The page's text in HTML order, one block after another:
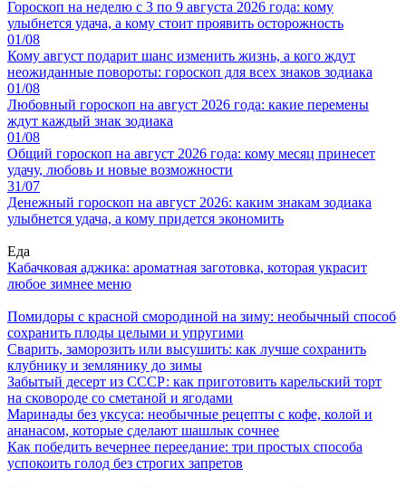
Гороскоп на неделю с 3 по 9 августа 2026 года: кому
улыбнется удача, а кому стоит проявить осторожность
01/08
Кому август подарит шанс изменить жизнь, а кого ждут
неожиданные повороты: гороскоп для всех знаков зодиака
01/08
Любовный гороскоп на август 2026 года: какие перемены
ждут каждый знак зодиака
01/08
Общий гороскоп на август 2026 года: кому месяц принесет
удачу, любовь и новые возможности
31/07
Денежный гороскоп на август 2026: каким знакам зодиака
улыбнется удача, а кому придется экономить
Еда
Кабачковая аджика: ароматная заготовка, которая украсит
любое зимнее меню
Помидоры с красной смородиной на зиму: необычный способ
сохранить плоды целыми и упругими
Сварить, заморозить или высушить: как лучше сохранить
клубнику и землянику до зимы
Забытый десерт из СССР: как приготовить карельский торт
на сковороде со сметаной и ягодами
Маринады без уксуса: необычные рецепты с кофе, колой и
ананасом, которые сделают шашлык сочнее
Как победить вечернее переедание: три простых способа
успокоить голод без строгих запретов